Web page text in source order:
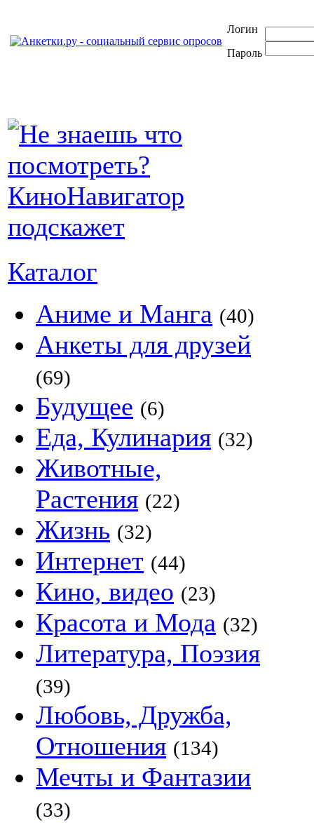
Логин
Пароль
Каталог
Аниме и Манга (40)
Анкеты для друзей
(69)
Будущее (6)
Еда, Кулинария (32)
Животные,
Растения (22)
Жизнь (32)
Интернет (44)
Кино, видео (23)
Красота и Мода (32)
Литература, Поэзия
(39)
Любовь, Дружба,
Отношения (134)
Мечты и Фантазии
(33)